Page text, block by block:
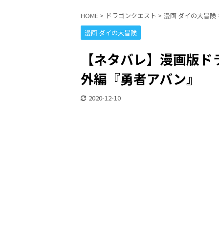
HOME > ドラゴンクエスト > 漫画 ダイの大冒険
漫画 ダイの大冒険
【ネタバレ】漫画版
外編『勇者アバン』
2020-12-10